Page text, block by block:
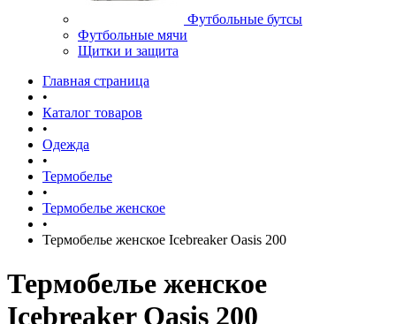
Футбольные бутсы
Футбольные мячи
Щитки и защита
Главная страница
•
Каталог товаров
•
Одежда
•
Термобелье
•
Термобелье женское
•
Термобелье женское Icebreaker Oasis 200
Термобелье женское
Icebreaker Oasis 200